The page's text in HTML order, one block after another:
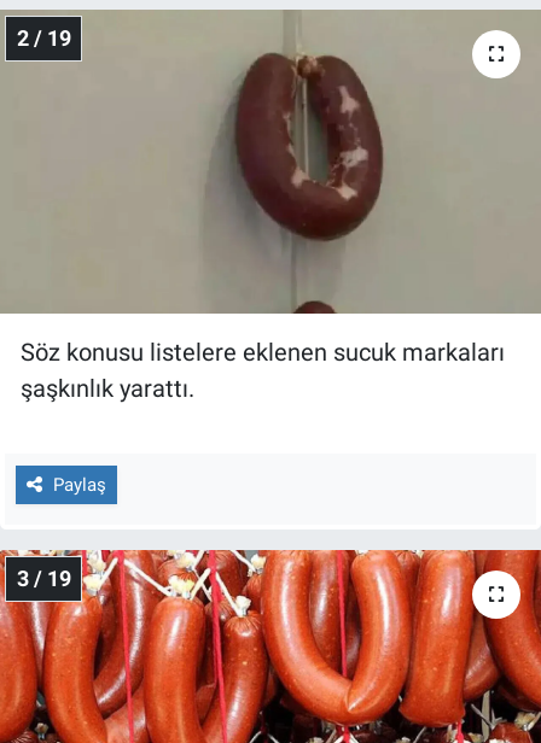
2 / 19
Söz konusu listelere eklenen sucuk markaları
şaşkınlık yarattı.
Paylaş
3 / 19
Popüler
Teknoloji
Yerel Gündem
Yerel Yaşam
Canlı Yayın